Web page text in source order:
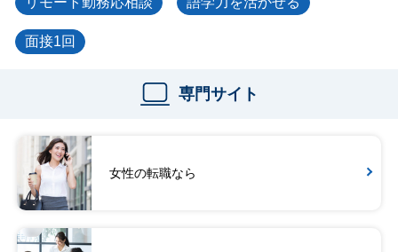
面接1回
専門サイト
女性の転職なら